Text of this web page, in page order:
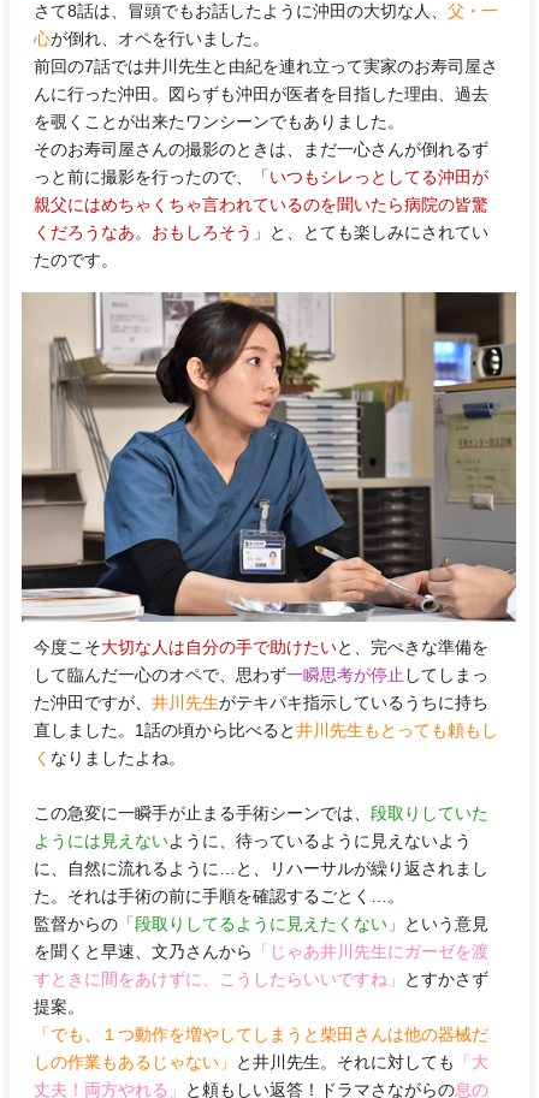
さて8話は、冒頭でもお話したように沖田の大切な人、父・一
心が倒れ、オペを行いました。
前回の7話では井川先生と由紀を連れ立って実家のお寿司屋さ
んに行った沖田。図らずも沖田が医者を目指した理由、過去
を覗くことが出来たワンシーンでもありました。
そのお寿司屋さんの撮影のときは、まだ一心さんが倒れるず
っと前に撮影を行ったので、
「いつもシレっとしてる沖田が
親父にはめちゃくちゃ言われているのを聞いたら病院の皆驚
くだろうなあ。おもしろそう」
と、とても楽しみにされてい
たのです。
今度こそ大切な人は自分の手で助けたいと、完ぺきな準備を
して臨んだ一心のオペで、思わず一瞬思考が停止 してしまっ
た沖田ですが、井川先生がテキパキ指示しているうちに持ち
直しました。1話の頃から比べると井川先生もとっても頼もし
く なりましたよね。
この急変に一瞬手が止まる手術シーンでは、段取りしていた
ようには見えないように、待っているように見えないよう
に、自然に流れるように…と、リハーサルが繰り返されまし
た。それは手術の前に手順を確認するごとく…。
監督からの 「段取りしてるように見えたくない」
という意見
を聞くと早速、文乃さんから
「じゃあ井川先生にガーゼを渡
すときに間をあけずに、こうしたらいいですね」
とすかさず
提案。
「でも、１つ動作を増やしてしまうと柴田さんは他の器械だ
しの作業もあるじゃない」
と井川先生。それに対しても
「大
丈夫！両方やれる」
と頼もしい返答！ドラマさながらの息の